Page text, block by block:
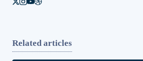
Related articles